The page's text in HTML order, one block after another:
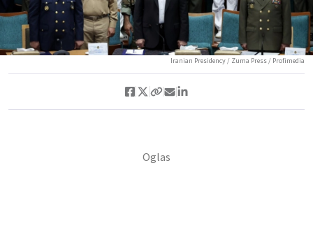
Iranian Presidency / Zuma Press / Profimedia